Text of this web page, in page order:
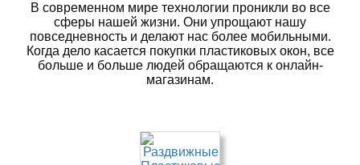
В современном мире технологии проникли во все
сферы нашей жизни. Они упрощают нашу
повседневность и делают нас более мобильными.
Когда дело касается покупки пластиковых окон, все
больше и больше людей обращаются к онлайн-
магазинам.